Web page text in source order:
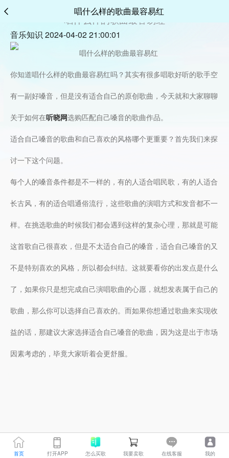
唱什么样的歌曲最容易红
唱什么样的歌曲最容易红
音乐知识 2024-04-02 21:00:01
你知道唱什么样的歌曲最容易红吗？其实有很多唱歌好听的歌手空
有一副好嗓音，但是没有适合自己的原创歌曲，今天就和大家聊聊
关于如何在听晓网选购匹配自己嗓音的歌曲作品。
适合自己嗓音的歌曲和自己喜欢的风格哪个更重要？首先我们来探
讨一下这个问题。
每个人的嗓音条件都是不一样的，有的人适合唱民歌，有的人适合
长古风，有的适合唱通俗流行，这些歌曲的演唱方式和发音都不一
样。在挑选歌曲的时候我们都会遇到这样的复杂心理，那就是可能
这首歌自己很喜欢，但是不太适合自己的嗓音，适合自己嗓音的又
不是特别喜欢的风格，所以都会纠结。这就要看你的出发点是什么
了，如果你只是想完成自己演唱歌曲的心愿，就想发表属于自己的
歌曲，那么你可以选择自己喜欢的。而如果你想通过歌曲来实现收
益的话，那建议大家选择适合自己嗓音的歌曲，因为这是出于市场
因素考虑的，毕竟大家听着会更舒服。
首页 打开APP 怎么买歌 我要卖歌 在线客服 我的